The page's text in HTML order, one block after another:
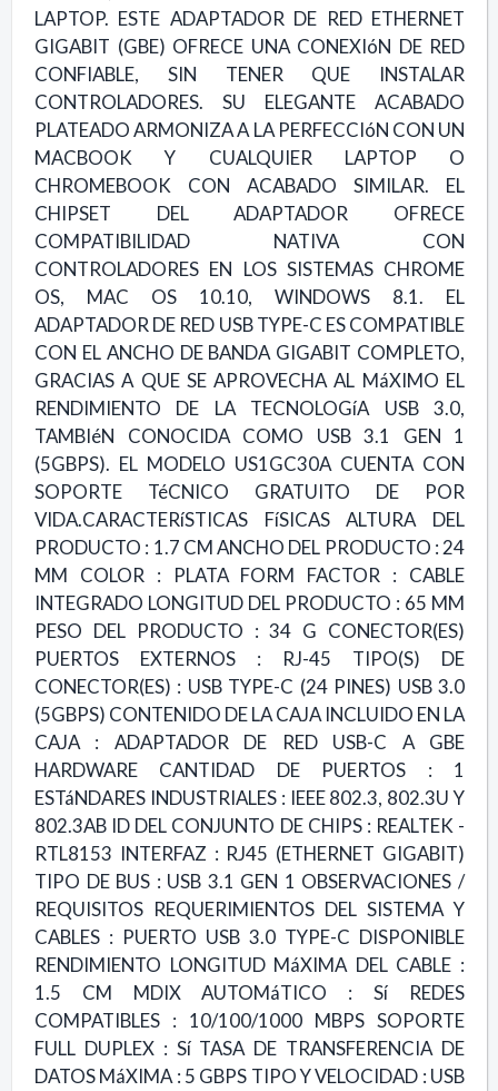
LAPTOP. ESTE ADAPTADOR DE RED ETHERNET
GIGABIT (GBE) OFRECE UNA CONEXIóN DE RED
CONFIABLE, SIN TENER QUE INSTALAR
CONTROLADORES. SU ELEGANTE ACABADO
PLATEADO ARMONIZA A LA PERFECCIóN CON UN
MACBOOK Y CUALQUIER LAPTOP O
CHROMEBOOK CON ACABADO SIMILAR. EL
CHIPSET DEL ADAPTADOR OFRECE
COMPATIBILIDAD NATIVA CON
CONTROLADORES EN LOS SISTEMAS CHROME
OS, MAC OS 10.10, WINDOWS 8.1. EL
ADAPTADOR DE RED USB TYPE-C ES COMPATIBLE
CON EL ANCHO DE BANDA GIGABIT COMPLETO,
GRACIAS A QUE SE APROVECHA AL MáXIMO EL
RENDIMIENTO DE LA TECNOLOGíA USB 3.0,
TAMBIéN CONOCIDA COMO USB 3.1 GEN 1
(5GBPS). EL MODELO US1GC30A CUENTA CON
SOPORTE TéCNICO GRATUITO DE POR
VIDA.CARACTERíSTICAS FíSICAS ALTURA DEL
PRODUCTO : 1.7 CM ANCHO DEL PRODUCTO : 24
MM COLOR : PLATA FORM FACTOR : CABLE
INTEGRADO LONGITUD DEL PRODUCTO : 65 MM
PESO DEL PRODUCTO : 34 G CONECTOR(ES)
PUERTOS EXTERNOS : RJ-45 TIPO(S) DE
CONECTOR(ES) : USB TYPE-C (24 PINES) USB 3.0
(5GBPS) CONTENIDO DE LA CAJA INCLUIDO EN LA
CAJA : ADAPTADOR DE RED USB-C A GBE
HARDWARE CANTIDAD DE PUERTOS : 1
ESTáNDARES INDUSTRIALES : IEEE 802.3, 802.3U Y
802.3AB ID DEL CONJUNTO DE CHIPS : REALTEK -
RTL8153 INTERFAZ : RJ45 (ETHERNET GIGABIT)
TIPO DE BUS : USB 3.1 GEN 1 OBSERVACIONES /
REQUISITOS REQUERIMIENTOS DEL SISTEMA Y
CABLES : PUERTO USB 3.0 TYPE-C DISPONIBLE
RENDIMIENTO LONGITUD MáXIMA DEL CABLE :
1.5 CM MDIX AUTOMáTICO : Sí REDES
COMPATIBLES : 10/100/1000 MBPS SOPORTE
FULL DUPLEX : Sí TASA DE TRANSFERENCIA DE
DATOS MáXIMA : 5 GBPS TIPO Y VELOCIDAD : USB